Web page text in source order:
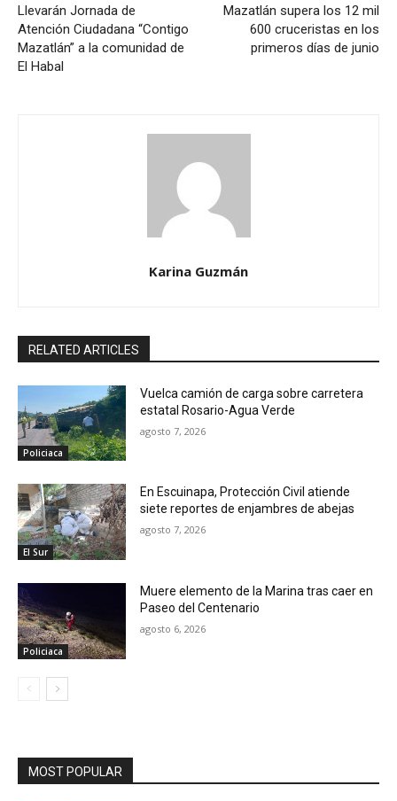
Llevarán Jornada de
Atención Ciudadana “Contigo
Mazatlán” a la comunidad de
El Habal
Mazatlán supera los 12 mil
600 cruceristas en los
primeros días de junio
Karina Guzmán
RELATED ARTICLES
Policiaca
Vuelca camión de carga sobre carretera
estatal Rosario-Agua Verde
agosto 7, 2026
El Sur
En Escuinapa, Protección Civil atiende
siete reportes de enjambres de abejas
agosto 7, 2026
Policiaca
Muere elemento de la Marina tras caer en
Paseo del Centenario
agosto 6, 2026
MOST POPULAR